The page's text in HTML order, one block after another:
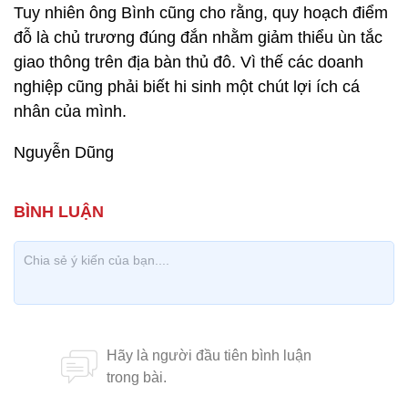
Tuy nhiên ông Bình cũng cho rằng, quy hoạch điểm
đỗ là chủ trương đúng đắn nhằm giảm thiểu ùn tắc
giao thông trên địa bàn thủ đô. Vì thế các doanh
nghiệp cũng phải biết hi sinh một chút lợi ích cá
nhân của mình.
Nguyễn Dũng